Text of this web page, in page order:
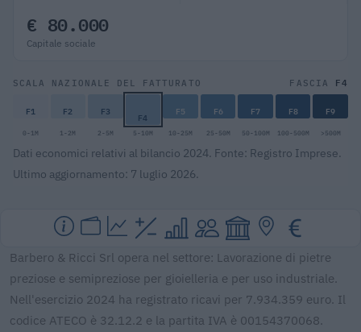
€ 80.000
Capitale sociale
SCALA NAZIONALE DEL FATTURATO FASCIA F4
F1 F2 F3 F4 F5 F6 F7 F8 F9
0-1M 1-2M 2-5M 5-10M 10-25M 25-50M 50-100M 100-500M >500M
Dati economici relativi al bilancio 2024. Fonte: Registro Imprese.
Ultimo aggiornamento: 7 luglio 2026.
Barbero & Ricci Srl opera nel settore: Lavorazione di pietre
preziose e semipreziose per gioielleria e per uso industriale.
Nell'esercizio 2024 ha registrato ricavi per 7.934.359 euro. Il
codice ATECO è 32.12.2 e la partita IVA è 00154370068.